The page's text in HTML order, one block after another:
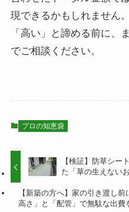
現できるかもしれません。
「高い」と諦める前に、
でご相談ください。
プロの知恵袋
【検証】防草シー
た「草の生えないお
【新築の方へ】家の引き渡し
高さ」と「配管」で無駄な出費